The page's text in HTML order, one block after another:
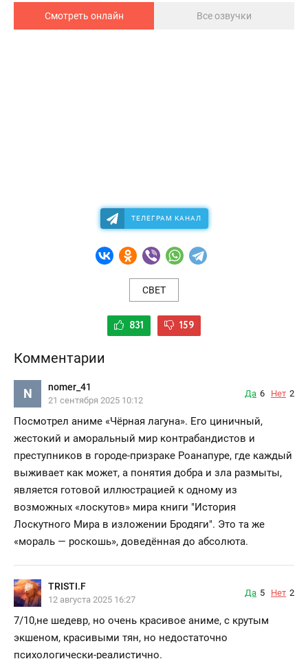
Смотреть онлайн Все озвучки
ТЕЛЕГРАМ КАНАЛ
СВЕТ
831 159
Комментарии
N nomer_41
21 сентября 2025 10:12
Да 6 Нет 2
Посмотрел аниме «Чёрная лагуна». Его циничный,
жестокий и аморальный мир контрабандистов и
преступников в городе-призраке Роанапуре, где каждый
выживает как может, а понятия добра и зла размыты,
является готовой иллюстрацией к одному из
возможных «лоскутов» мира книги "История
Лоскутного Мира в изложении Бродяги". Это та же
«мораль — роскошь», доведённая до абсолюта.
TRISTI.F
12 августа 2025 16:27
Да 5 Нет 2
7/10,не шедевр, но очень красивое аниме, с крутым
экшеном, красивыми тян, но недостаточно
психологически-реалистично.